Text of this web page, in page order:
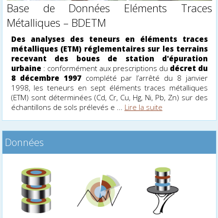
Base de Données Eléments Traces
Métalliques – BDETM
Des analyses des teneurs en éléments traces
métalliques (ETM) réglementaires sur les terrains
recevant des boues de station d'épuration
urbaine : conformément aux prescriptions du décret du
8 décembre 1997complété par l’arrêté du 8 janvier
1998, les teneurs en sept éléments traces métalliques
(ETM) sont déterminées (Cd, Cr, Cu, Hg, Ni, Pb, Zn) sur des
échantillons de sols prélevés e ... Lire la suite
Données